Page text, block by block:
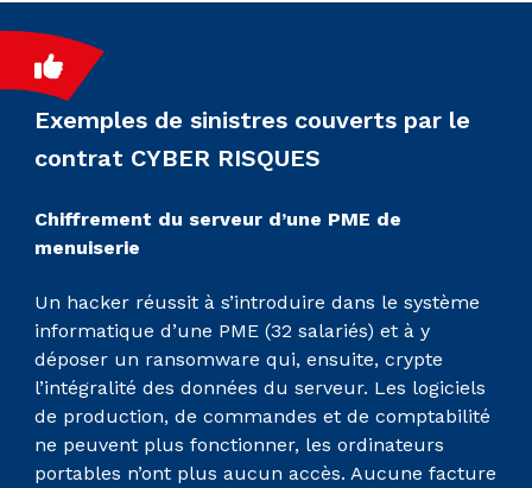
Exemples de sinistres couverts par le
contrat CYBER RISQUES
Chiffrement du serveur d’une PME de
menuiserie
Un hacker réussit à s’introduire dans le système
informatique d’une PME (32 salariés) et à y
déposer un ransomware qui, ensuite, crypte
l’intégralité des données du serveur. Les logiciels
de production, de commandes et de comptabilité
ne peuvent plus fonctionner, les ordinateurs
portables n’ont plus aucun accès. Aucune facture